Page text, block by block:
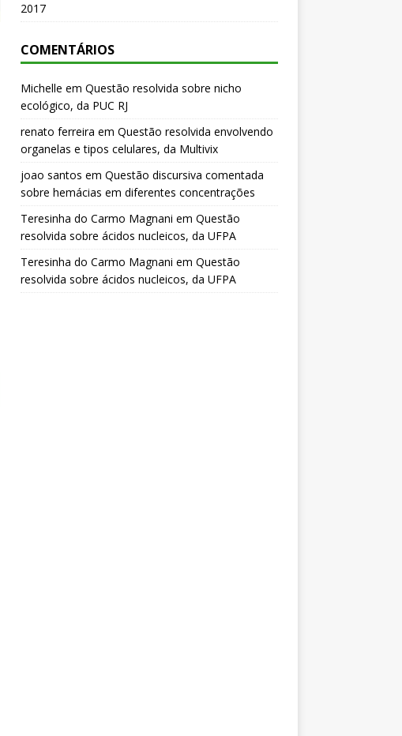
2017
COMENTÁRIOS
Michelle em Questão resolvida sobre nicho
ecológico, da PUC RJ
renato ferreira em Questão resolvida envolvendo
organelas e tipos celulares, da Multivix
joao santos em Questão discursiva comentada
sobre hemácias em diferentes concentrações
Teresinha do Carmo Magnani em Questão
resolvida sobre ácidos nucleicos, da UFPA
Teresinha do Carmo Magnani em Questão
resolvida sobre ácidos nucleicos, da UFPA